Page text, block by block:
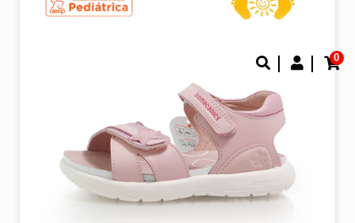
0